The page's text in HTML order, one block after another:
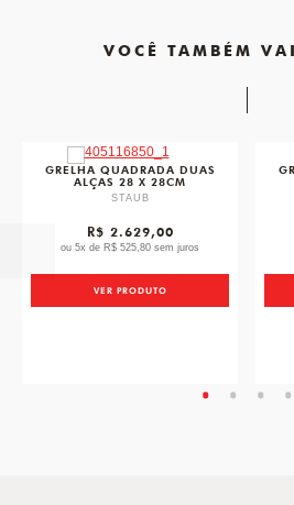
VOCÊ TAMBÉM
GRELHA QUADRADA DUAS
ALÇAS 28 X 28CM
STAUB
R$ 2.629,00
ou 5x de R$ 525,80 sem juros
VER PRODUTO